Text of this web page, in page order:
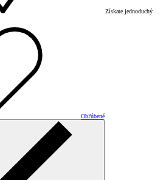
Získate jednoduchý
Obľúbené